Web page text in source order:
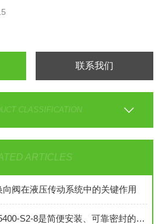
联系我们
CLASSIFICATION
ARTICLES
向阀在液压传动系统中的关键作用
暖通空调快速接头5400-S2-8是简便安装、可靠密封的理想选择